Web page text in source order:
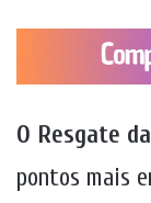
O Resgate
pontos mais